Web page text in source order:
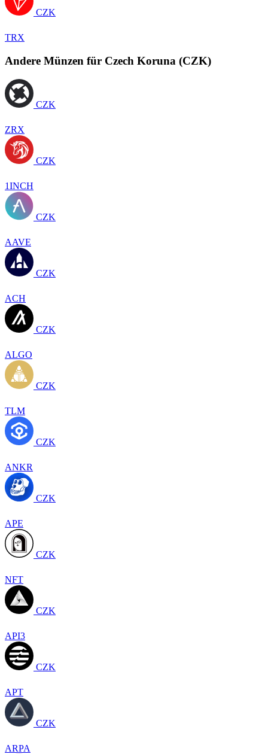
CZK
TRX
Andere Münzen für Czech Koruna (CZK)
CZK
ZRX
CZK
1INCH
CZK
AAVE
CZK
ACH
CZK
ALGO
CZK
TLM
CZK
ANKR
CZK
APE
CZK
NFT
CZK
API3
CZK
APT
CZK
ARPA